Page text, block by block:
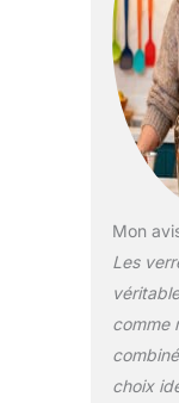
Mon
Les
comme
choix